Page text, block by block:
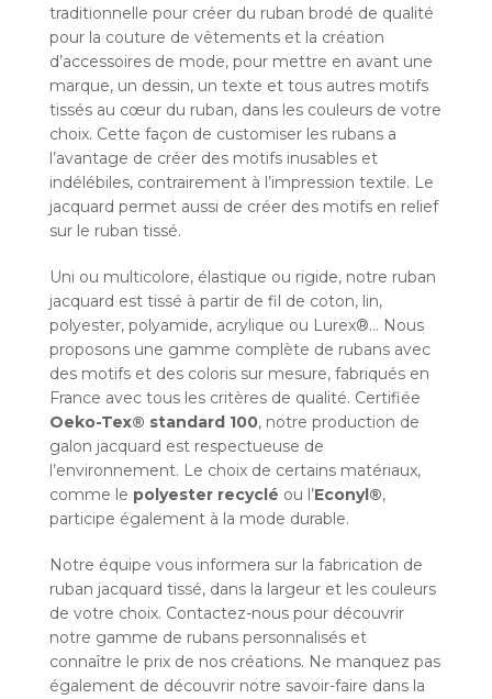
traditionnelle pour créer du ruban brodé de qualité
pour la couture de vêtements et la création
d’accessoires de mode, pour mettre en avant une
marque, un dessin, un texte et tous autres motifs
tissés au cœur du ruban, dans les couleurs de votre
choix. Cette façon de customiser les rubans a
l’avantage de créer des motifs inusables et
indélébiles, contrairement à l’impression textile. Le
jacquard permet aussi de créer des motifs en relief
sur le ruban tissé.
Uni ou multicolore, élastique ou rigide, notre ruban
jacquard est tissé à partir de fil de coton, lin,
polyester, polyamide, acrylique ou Lurex®… Nous
proposons une gamme complète de rubans avec
des motifs et des coloris sur mesure, fabriqués en
France avec tous les critères de qualité. Certifiée
Oeko-Tex® standard 100, notre production de
galon jacquard est respectueuse de
l’environnement. Le choix de certains matériaux,
comme le polyester recyclé ou l’Econyl®,
participe également à la mode durable.
Notre équipe vous informera sur la fabrication de
ruban jacquard tissé, dans la largeur et les couleurs
de votre choix. Contactez-nous pour découvrir
notre gamme de rubans personnalisés et
connaître le prix de nos créations. Ne manquez pas
également de découvrir notre savoir-faire dans la